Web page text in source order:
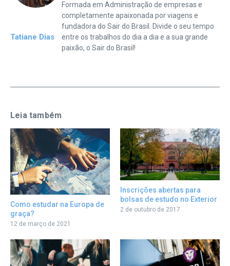
Tatiane Dias
Formada em Administração de empresas e
completamente apaixonada por viagens e
fundadora do Sair do Brasil. Divide o seu tempo
entre os trabalhos do dia a dia e a sua grande
paixão, o Sair do Brasil!
Leia também
Como estudar na Europa de
graça?
12 de março de 2021
Inscrições abertas para
bolsas de estudo no Exterior
2 de outubro de 2017